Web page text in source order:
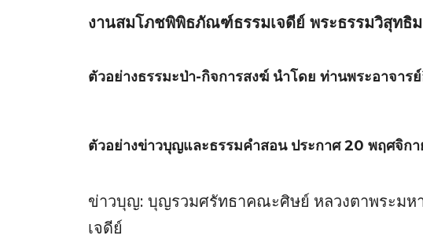
งานสมโภชพิพิธภัณฑ์ธรรมเจดีย์ พระธรรมวิสุท
ตัวอย่างธรรมะป่า-กิจการสงฆ์ นำโดย ท่านพระอาจา
ตัวอย่างข่าวบุญและธรรมคำสอน ประกาศ 20 พฤศจิก
ข่าวบุญ: บุญรวมศรัทธาคณะศิษย์ หลวงตาพระม
เจดีย์